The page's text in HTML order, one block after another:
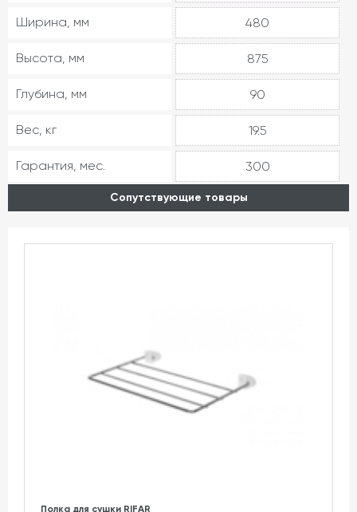
Ширина, мм 480
Высота, мм 875
Глубина, мм 90
Вес, кг 19.5
Гарантия, мес. 300
Сопутствующие товары
Полка для сушки RIFAR